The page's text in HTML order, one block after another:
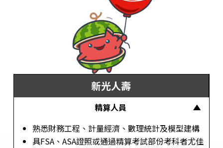
新光人壽
精算人員
熟悉財務工程、計量經濟、數理統計及模型建構
具FSA、ASA證照或通過精算考試部份考科者尤佳